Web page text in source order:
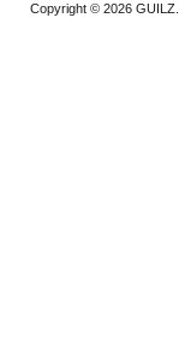
Copyright © 2026